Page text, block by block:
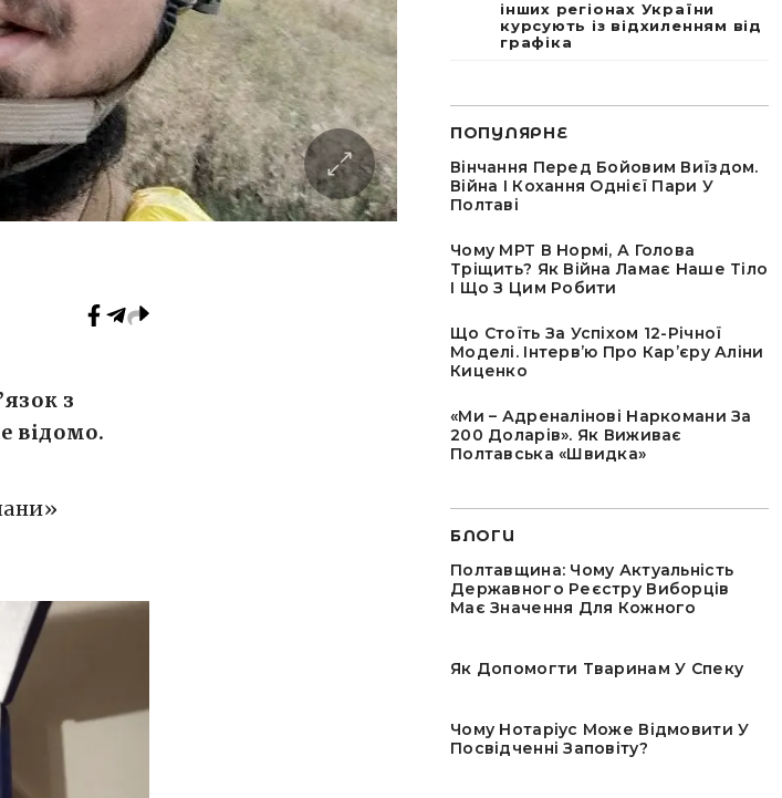
з
відомо.
інших регіонах України
курсують із відхиленням від
графіка
ПОПУЛЯРНЕ
Вінчання Перед Бойовим Виїздом.
Війна І Кохання Однієї Пари У
Полтаві
Чому МРТ В Нормі, А Голова
Тріщить? Як Війна Ламає Наше Тіло
І Що З Цим Робити
Що Стоїть За Успіхом 12-Річної
Моделі. Інтервʼю Про Карʼєру Аліни
Киценко
«Ми – Адреналінові Наркомани За
200 Доларів». Як Виживає
Полтавська «швидка»
БЛОГИ
Полтавщина: Чому Актуальність
Державного Реєстру Виборців
Має Значення Для Кожного
Як Допомогти Тваринам У Спеку
Чому Нотаріус Може Відмовити У
Посвідченні Заповіту?